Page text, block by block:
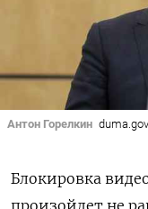
Антон Горелкин
Блокировка
произойдет не